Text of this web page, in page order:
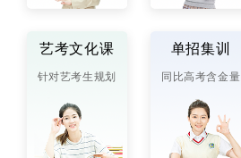
艺考文化课
针对艺考生规划
单招集训
同比高考含金量